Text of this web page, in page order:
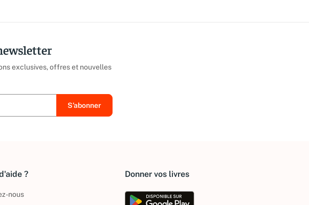
exclusives, offres et nouvelles
?
nous
Donner vos livres